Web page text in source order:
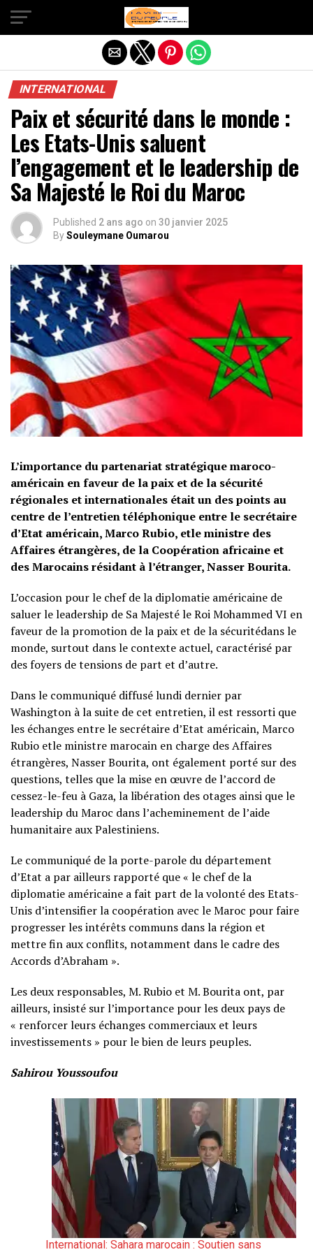
INTERNATIONAL
Paix et sécurité dans le monde :
Les Etats-Unis saluent
l’engagement et le leadership de
Sa Majesté le Roi du Maroc
Published 2 ans ago on 30 janvier 2025
BySouleymane Oumarou
L’importance du partenariat stratégique maroco-
américain en faveur de la paix et de la sécurité
régionales et internationales était un des points au
centre de l’entretien téléphonique entre le secrétaire
d’Etat américain, Marco Rubio, etle ministre des
Affaires étrangères, de la Coopération africaine et
des Marocains résidant à l’étranger, Nasser Bourita.
L’occasion pour le chef de la diplomatie américaine de
saluer le leadership de Sa Majesté le Roi Mohammed VI en
faveur de la promotion de la paix et de la sécuritédans le
monde, surtout dans le contexte actuel, caractérisé par
des foyers de tensions de part et d’autre.
Dans le communiqué diffusé lundi dernier par
Washington à la suite de cet entretien, il est ressorti que
les échanges entre le secrétaire d’Etat américain, Marco
Rubio etle ministre marocain en charge des Affaires
étrangères, Nasser Bourita, ont également porté sur des
questions, telles que la mise en œuvre de l’accord de
cessez-le-feu à Gaza, la libération des otages ainsi que le
leadership du Maroc dans l’acheminement de l’aide
humanitaire aux Palestiniens.
Le communiqué de la porte-parole du département
d’Etat a par ailleurs rapporté que « le chef de la
diplomatie américaine a fait part de la volonté des Etats-
Unis d’intensifier la coopération avec le Maroc pour faire
progresser les intérêts communs dans la région et
mettre fin aux conflits, notamment dans le cadre des
Accords d’Abraham ».
Les deux responsables, M. Rubio et M. Bourita ont, par
ailleurs, insisté sur l’importance pour les deux pays de
« renforcer leurs échanges commerciaux et leurs
investissements » pour le bien de leurs peuples.
Sahirou Youssoufou
International: Sahara marocain : Soutien sans
Quitter la version mobile